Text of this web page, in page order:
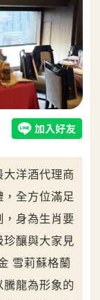
大洋酒代理商
全方位滿足
身為生肖要
釀與大家見
雪莉蘇格蘭
龍為形象的